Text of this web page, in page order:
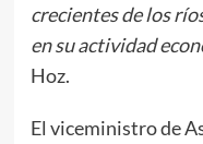
crecientes de los
en su actividad
Hoz.
El viceministro de